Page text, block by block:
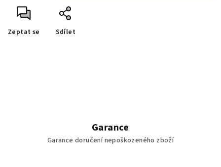
Zeptat se Sdílet
Garance
Garance doručení nepoškozeného zboží